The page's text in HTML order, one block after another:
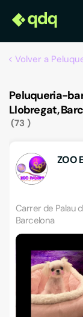
Volver a
Peluqueria-
Llobregat,
73
ZOO
Carrer de Palau
Barcelona